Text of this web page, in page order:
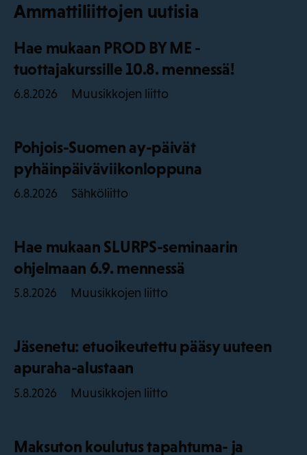
Ammattiliittojen uutisia
Hae mukaan PROD BY ME -
tuottajakurssille 10.8. mennessä!
6.8.2026 Muusikkojen liitto
Pohjois-Suomen ay-päivät
pyhäinpäiväviikonloppuna
6.8.2026 Sähköliitto
Hae mukaan SLURPS-seminaarin
ohjelmaan 6.9. mennessä
5.8.2026 Muusikkojen liitto
Jäsenetu: etuoikeutettu pääsy uuteen
apuraha-alustaan
5.8.2026 Muusikkojen liitto
Maksuton koulutus tapahtuma- ja